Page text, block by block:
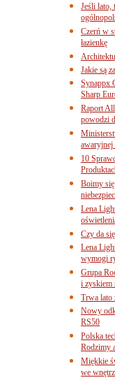
Jeśli lato,
Czerń w
łazienkę
Jakie są
Synappx
Sharp
Raport
powodzi
awaryjnej
10
Boimy się
Lena
Czy da
Lena
wymogi
Grupa
i zyskiem
Trwa lato
Nowy
RS50
Polska
Rodzimy
Miękkie
we